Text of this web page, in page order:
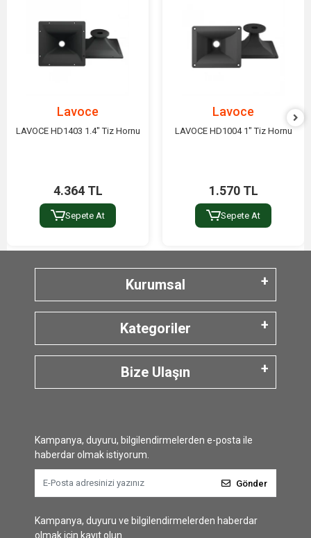
Lavoce
LAVOCE HD1403 1.4" Tiz Hornu
4.364 TL
Sepete At
Lavoce
LAVOCE HD1004 1" Tiz Hornu
1.570 TL
Sepete At
Kurumsal
Kategoriler
Bize Ulaşın
Kampanya, duyuru, bilgilendirmelerden e-posta ile
haberdar olmak istiyorum.
Gönder
Kampanya, duyuru ve bilgilendirmelerden haberdar
olmak için kayıt olun.